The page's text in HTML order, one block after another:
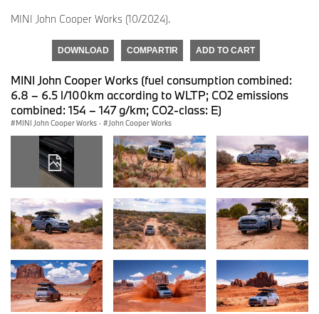
MINI John Cooper Works (10/2024).
DOWNLOAD COMPARTIR ADD TO CART
MINI John Cooper Works (fuel consumption combined:
6.8 – 6.5 l/100km according to WLTP; CO2 emissions
combined: 154 – 147 g/km; CO2-class: E)
MINI John Cooper Works · John Cooper Works